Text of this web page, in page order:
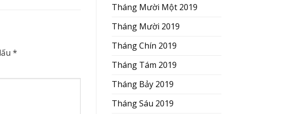
*
Tháng Mười Một 2019
Tháng Mười 2019
Tháng Chín 2019
Tháng Tám 2019
Tháng Bảy 2019
Tháng Sáu 2019